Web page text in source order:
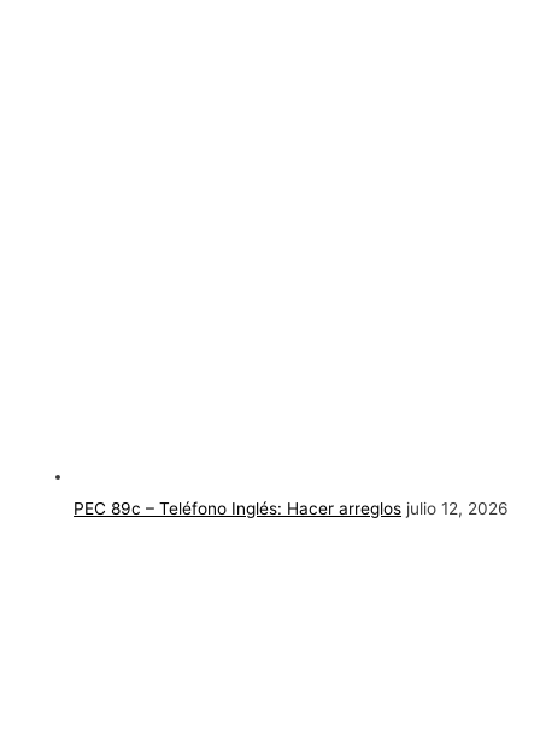
PEC 89c – Teléfono Inglés: Hacer arreglos julio 12, 2026